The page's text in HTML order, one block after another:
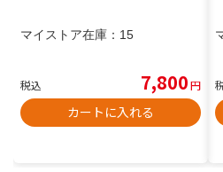
マイストア在庫： 15
税込 7,800円
カートに入れる